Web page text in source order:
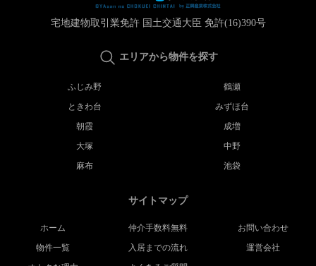
宅地建物取引業免許 国土交通大臣 免許(16)390号
エリアから物件を探す
ふじみ野
鶴瀬
ときわ台
みずほ台
朝霞
成増
大塚
中野
麻布
池袋
サイトマップ
ホーム
物件一覧
仲介手数料無料
入居までの流れ
お問い合わせ
運営会社